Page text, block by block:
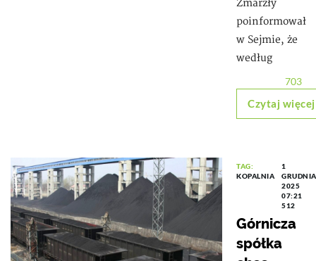
Zmarzły
poinformował
w Sejmie, że
według
703
Czytaj więcej
TAG:
KOPALNIA
1
GRUDNIA
2025
07:21
512
Górnicza
spółka